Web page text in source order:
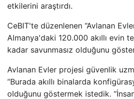
etkilerini araştırdı.
CeBIT'te düzenlenen “Avlanan
Almanya'daki 120.000 akıllı evin
kadar savunmasız olduğunu
Avlanan Evler projesi güvenlik
“Burada akıllı binalarda
olduğunu göstermek istedik.